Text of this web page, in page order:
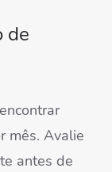
de
mês. Avalie
antes de